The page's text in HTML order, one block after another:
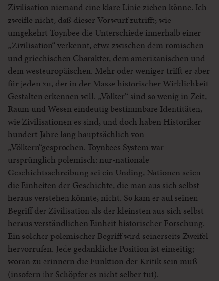
Zivilisation niemand eine klare Linie ziehen könne. Ich
zweifle nicht, daß dieser Vorwurf zutrifft; wie
umgekehrt Toynbee die Unterschiede innerhalb einer
„Zivilisation“ verkennt, etwa zwischen dem römischen
und griechischen Charakter, dem amerikanischen und
dem westeuropäischen. Mehr oder weniger trifft er aber
für jeden zu, der in der Masse historischer Wirklichkeit
Gestalten erkennen will. „Völker“ sind so wenig in Zeit,
Raum und Wesen eindeutig bestimmbare Identitäten,
wie Zivilisationen es sind, und doch haben Historiker
hundert Jahre lang hauptsächlich von
„Völkern“gesprochen. Toynbees System war
ursprünglich polemisch: nur-nationale
Geschichtsschreibung sei ein Unding, Nationen seien
die Einheiten der Geschichte, die man aus sich selbst
heraus verstehen könnte, nicht. So kam er auf seinen
Begriff der Zivilisation als der kleinsten aus sich selbst
heraus verständlichen Einheit historischer Forschung.
Ein solcher polemischer Begriff wird seinerseits Zweifel
hervorrufen. Jede gedankliche Position ist einseitig;
woran zu erinnern die Funktion der Kritik sein muß
(insofern ihr Schöpfer es nicht selber tut).